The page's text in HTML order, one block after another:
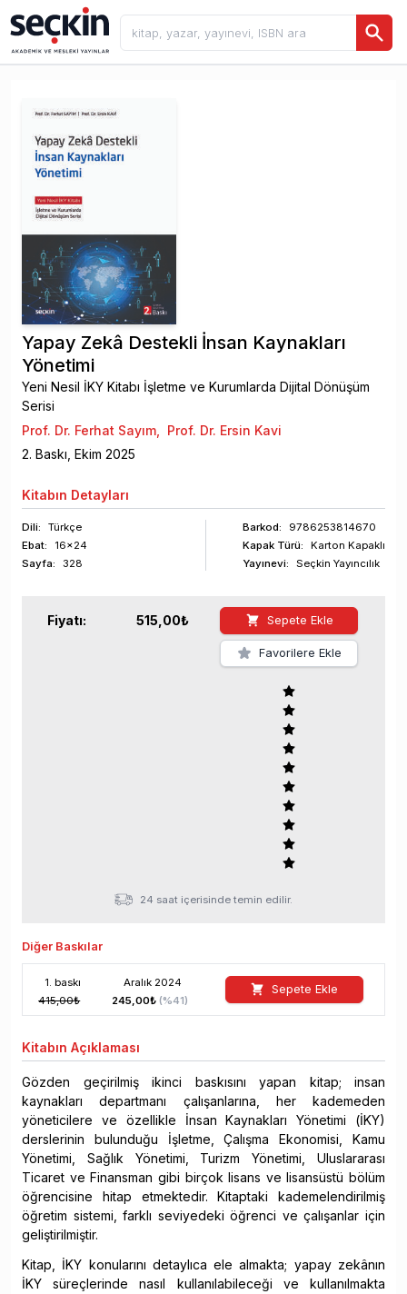
Yapay Zekâ Destekli İnsan Kaynakları
Yönetimi
Yeni Nesil İKY Kitabı İşletme ve Kurumlarda Dijital Dönüşüm
Serisi
Prof. Dr. Ferhat Sayım, Prof. Dr. Ersin Kavi
2. Baskı, Ekim 2025
Kitabın Detayları
Dili:
Türkçe
Ebat:
16x24
Sayfa: 328
Barkod:
9786253814670
Kapak Türü:
Karton Kapaklı
Yayınevi:
Seçkin Yayıncılık
Fiyatı: 515,00₺ Sepete Ekle
Favorilere Ekle
24 saat içerisinde temin edilir.
Diğer Baskılar
1. baskı Aralık 2024
415,00₺ 245,00₺ (%41)
Sepete Ekle
Kitabın Açıklaması
Gözden geçirilmiş ikinci baskısını yapan kitap; insan
kaynakları departmanı çalışanlarına, her kademeden
yöneticilere ve özellikle İnsan Kaynakları Yönetimi (İKY)
derslerinin bulunduğu İşletme, Çalışma Ekonomisi, Kamu
Yönetimi, Sağlık Yönetimi, Turizm Yönetimi, Uluslararası
Ticaret ve Finansman gibi birçok lisans ve lisansüstü bölüm
öğrencisine hitap etmektedir. Kitaptaki kademelendirilmiş
öğretim sistemi, farklı seviyedeki öğrenci ve çalışanlar için
geliştirilmiştir.
Kitap, İKY konularını detaylıca ele almakta; yapay zekânın
İKY süreçlerinde nasıl kullanılabileceği ve kullanılmakta